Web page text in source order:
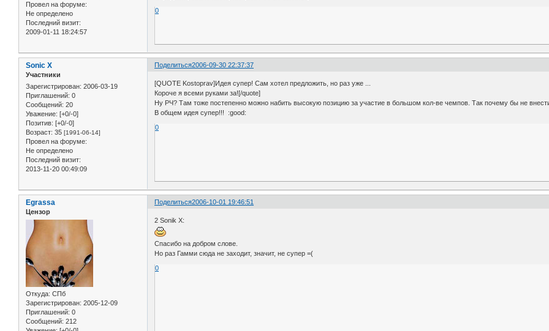
Провел на форуме:
Не определено
Последний визит:
2009-01-11 18:24:57
0
Поделиться2006-09-30 22:37:37
Sonic X
Участники
Зарегистрирован: 2006-03-19
Приглашений: 0
Сообщений: 20
Уважение: [+0/-0]
Позитив: [+0/-0]
Возраст: 35 [1991-06-14]
Провел на форуме:
Не определено
Последний визит:
2013-11-20 00:49:09
[QUOTE Kostoprav]Идея супер! Сам хотел предложить, но раз уже ...
Короче я всеми руками за![/quote]
Ну РЧ? Там тоже постепенно можно набить высокую позицию за участие в большом кол-ве чемпов. Так почему бы не
В общем идея супер!!! :good:
0
Поделиться2006-10-01 19:46:51
Egrassa
Цензор
Откуда: СПб
Зарегистрирован: 2005-12-09
Приглашений: 0
Сообщений: 212
2 Sonik X:
Спасибо на добром слове.
Но раз Гамми сюда не заходит, значит, не супер =(
0